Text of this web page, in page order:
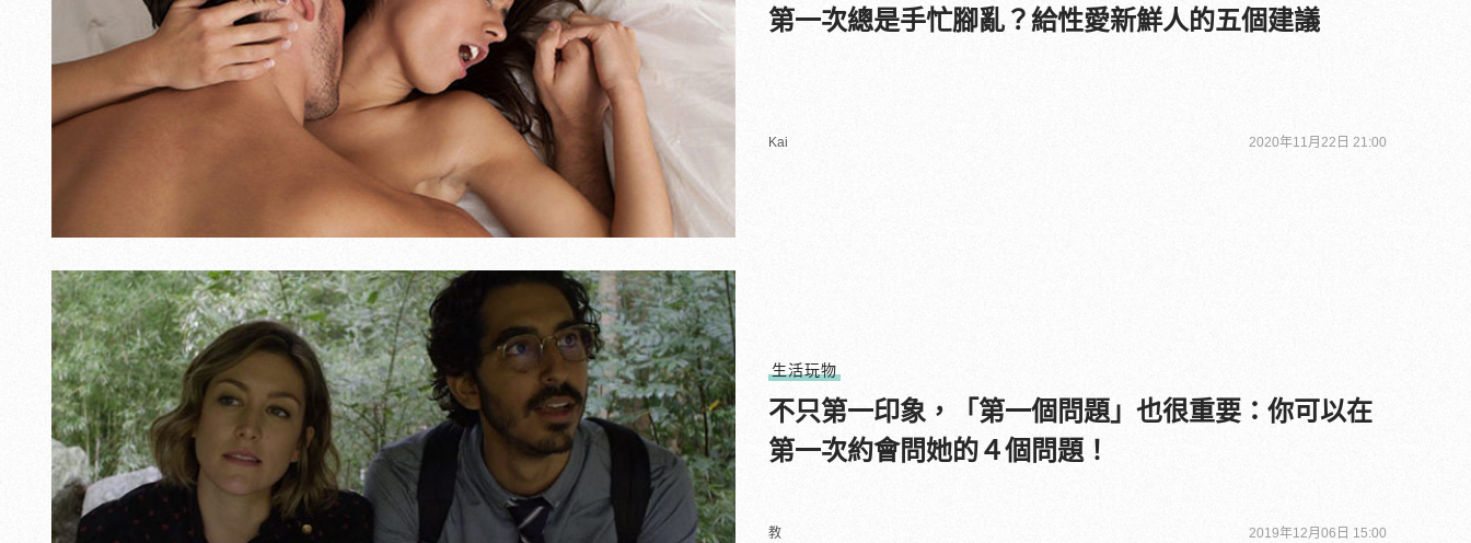
第一次總是手忙腳亂？給性愛新鮮人的五個建議
Kai 2020年11月22日 21:00
生活玩物
不只第一印象，「第一個問題」也很重要：你可以在
第一次約會問她的４個問題！
教 2019年12月06日 15:00